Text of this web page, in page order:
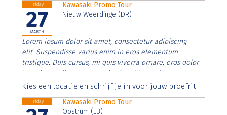
Friday
27
MARCH
Kawasaki Promo Tour
Nieuw Weerdinge (DR)
Lorem ipsum dolor sit amet, consectetur adipiscing
elit. Suspendisse varius enim in eros elementum
tristique. Duis cursus, mi quis viverra ornare, eros dolor
interdum nulla, ut commodo diam libero vitae erat.
Aenean faucibus nibh et justo cursus id rutrum lorem
Kies een locatie en schrijf je in voor jouw proefrit
Friday
Kawasaki Promo Tour
Oostrum (LB)